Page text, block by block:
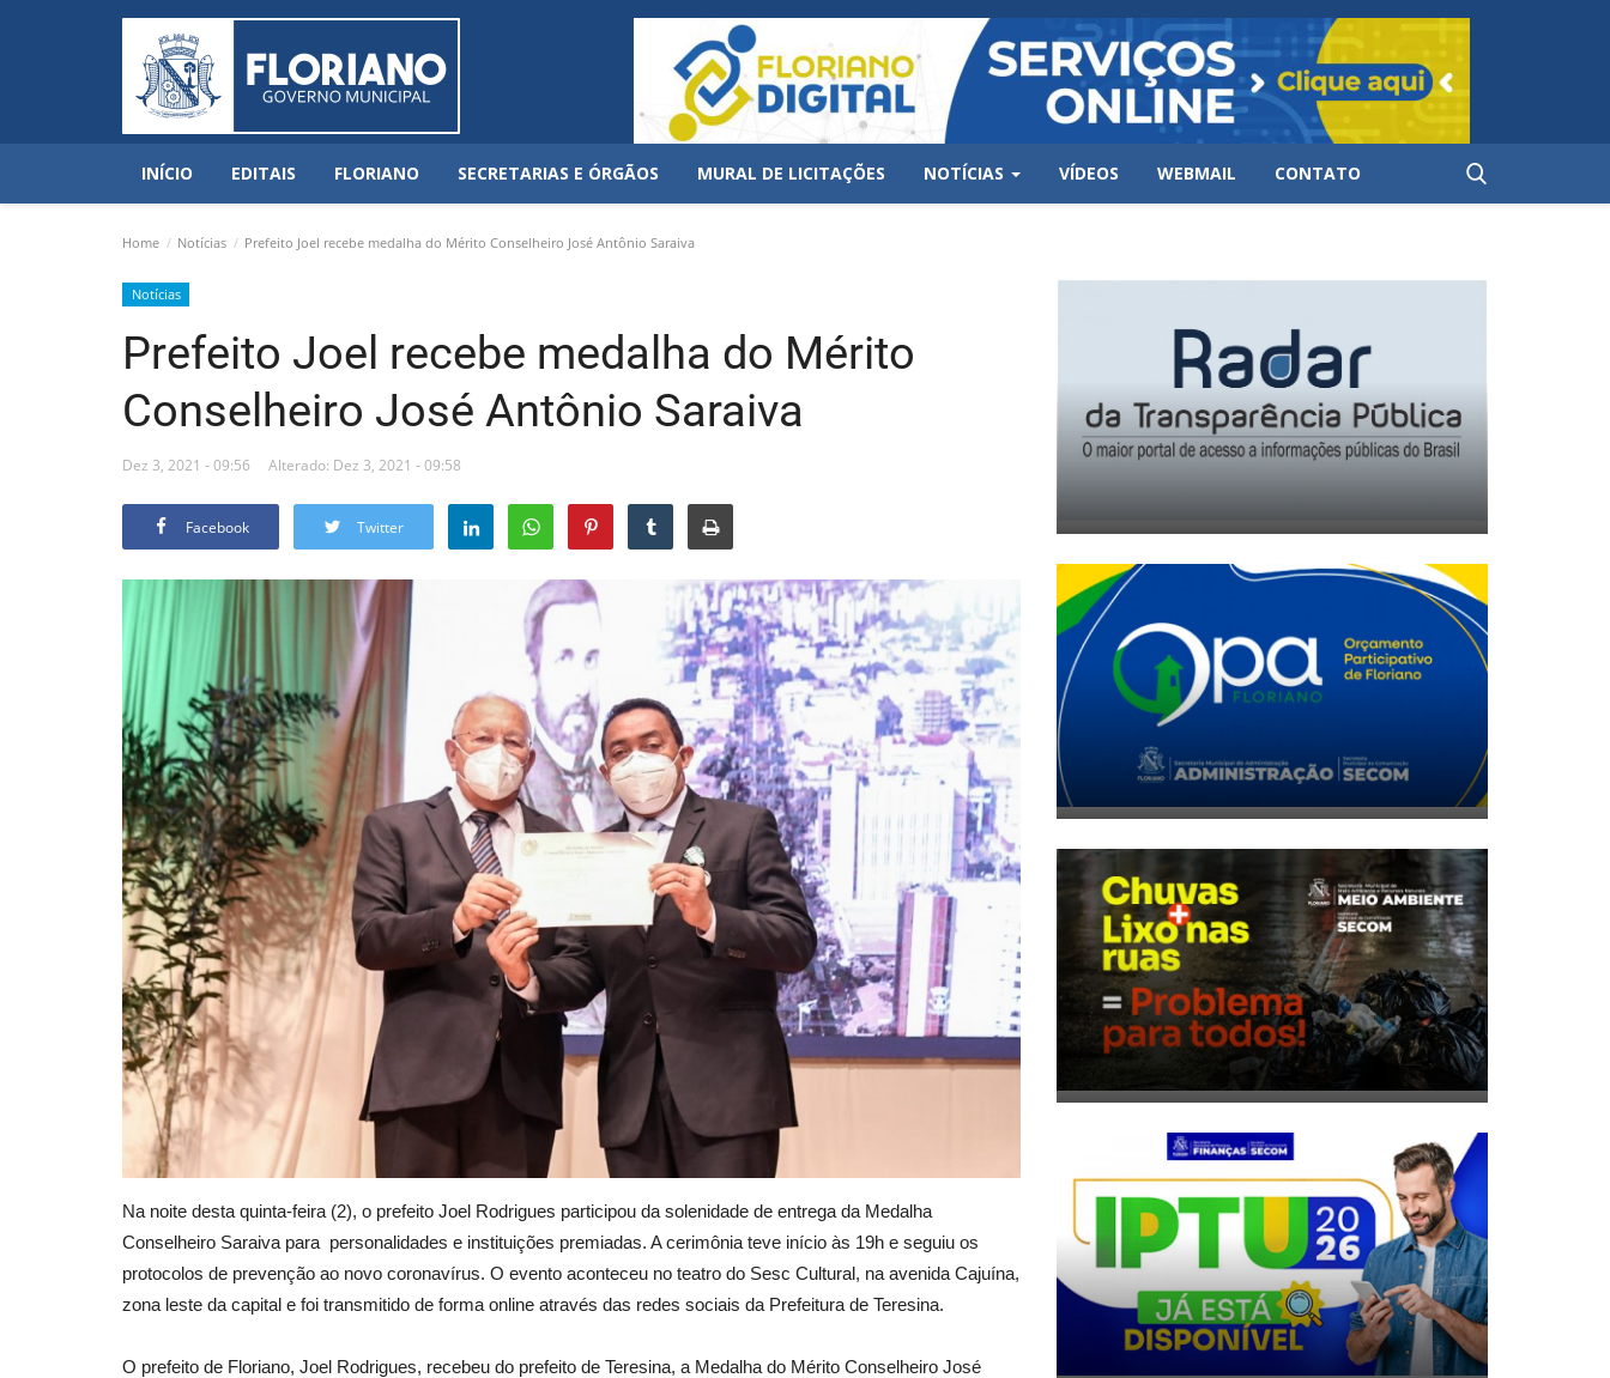
INÍCIO EDITAIS FLORIANO SECRETARIAS E ÓRGÃOS MURAL DE LICITAÇÕES NOTÍCIAS VÍDEOS WEBMAIL CONTATO
Home Notícias Prefeito Joel recebe medalha do Mérito Conselheiro José Antônio Saraiva
Notícias
Prefeito Joel recebe medalha do Mérito
Conselheiro José Antônio Saraiva
Dez 3, 2021 - 09:56 Alterado: Dez 3, 2021 - 09:58
Facebook Twitter
Na noite desta quinta-feira (2), o prefeito Joel Rodrigues participou da solenidade de entrega da Medalha
Conselheiro Saraiva para personalidades e instituições premiadas. A cerimônia teve início às 19h e seguiu os
protocolos de prevenção ao novo coronavírus. O evento aconteceu no teatro do Sesc Cultural, na avenida Cajuína,
zona leste da capital e foi transmitido de forma online através das redes sociais da Prefeitura de Teresina.
O prefeito de Floriano, Joel Rodrigues, recebeu do prefeito de Teresina, a Medalha do Mérito Conselheiro José